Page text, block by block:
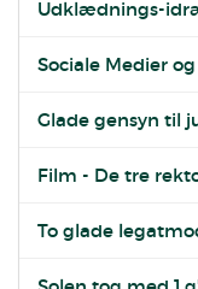
Udklædnings-
Sociale Medier
Glade gensyn til
Film - De tre
To glade